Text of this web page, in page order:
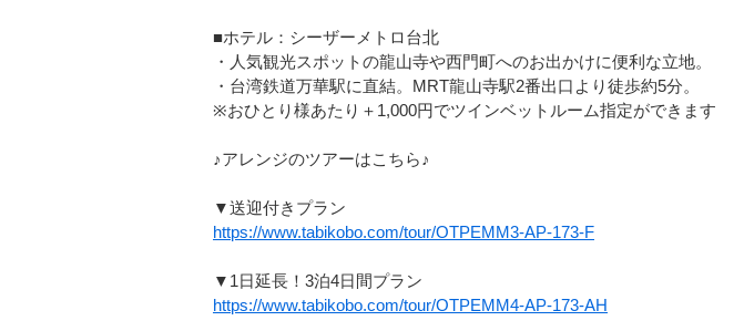
■ホテル：シーザーメトロ台北
・人気観光スポットの龍山寺や西門町へのお出かけに便利な立地。
・台湾鉄道万華駅に直結。MRT龍山寺駅2番出口より徒歩約5分。
※おひとり様あたり＋1,000円でツインベットルーム指定ができます
♪アレンジのツアーはこちら♪
▼送迎付きプラン
https://www.tabikobo.com/tour/OTPEMM3-AP-173-F
▼1日延長！3泊4日間プラン
https://www.tabikobo.com/tour/OTPEMM4-AP-173-AH